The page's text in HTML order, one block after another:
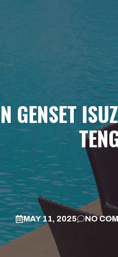
GENSET
MAY 11, 2025 NO